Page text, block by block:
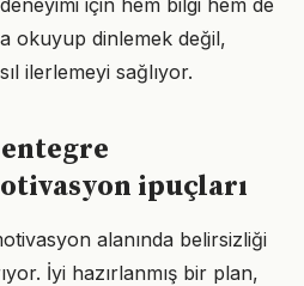
için hem bilgi hem de
okuyup dinlemek değil,
ilerlemeyi sağlıyor.
ipuçları
alanında belirsizliği
İyi hazırlanmış bir plan,